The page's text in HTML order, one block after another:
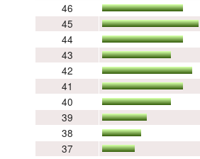
46
45
44
43
42
41
40
39
38
37